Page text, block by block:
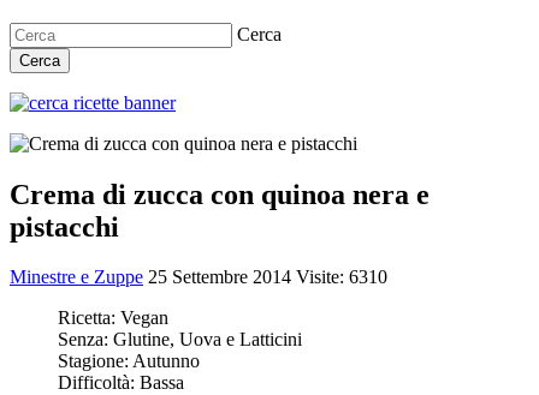
Cerca
Cerca
Crema di zucca con quinoa nera e
pistacchi
Minestre e Zuppe 25 Settembre 2014 Visite: 6310
Ricetta: Vegan
Senza: Glutine, Uova e Latticini
Stagione: Autunno
Difficoltà: Bassa